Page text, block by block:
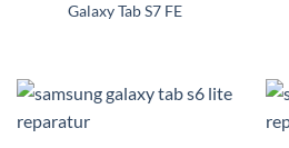
Galaxy Tab S7 FE